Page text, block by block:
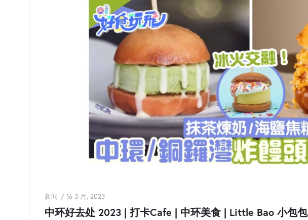
新闻 16 3 月, 2023
中环好去处 2023 | 打卡Cafe | 中环美食 | Little Bao 小包包